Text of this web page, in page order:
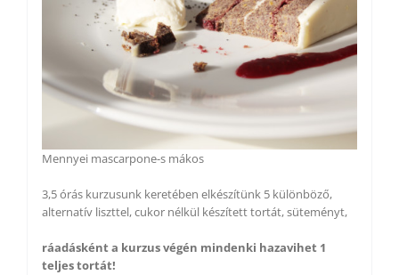
Mennyei mascarpone-s mákos
3,5 órás kurzusunk keretében elkészítünk 5 különböző,
alternatív liszttel, cukor nélkül készített tortát, süteményt,
ráadásként a kurzus végén mindenki hazavihet 1
teljes tortát!